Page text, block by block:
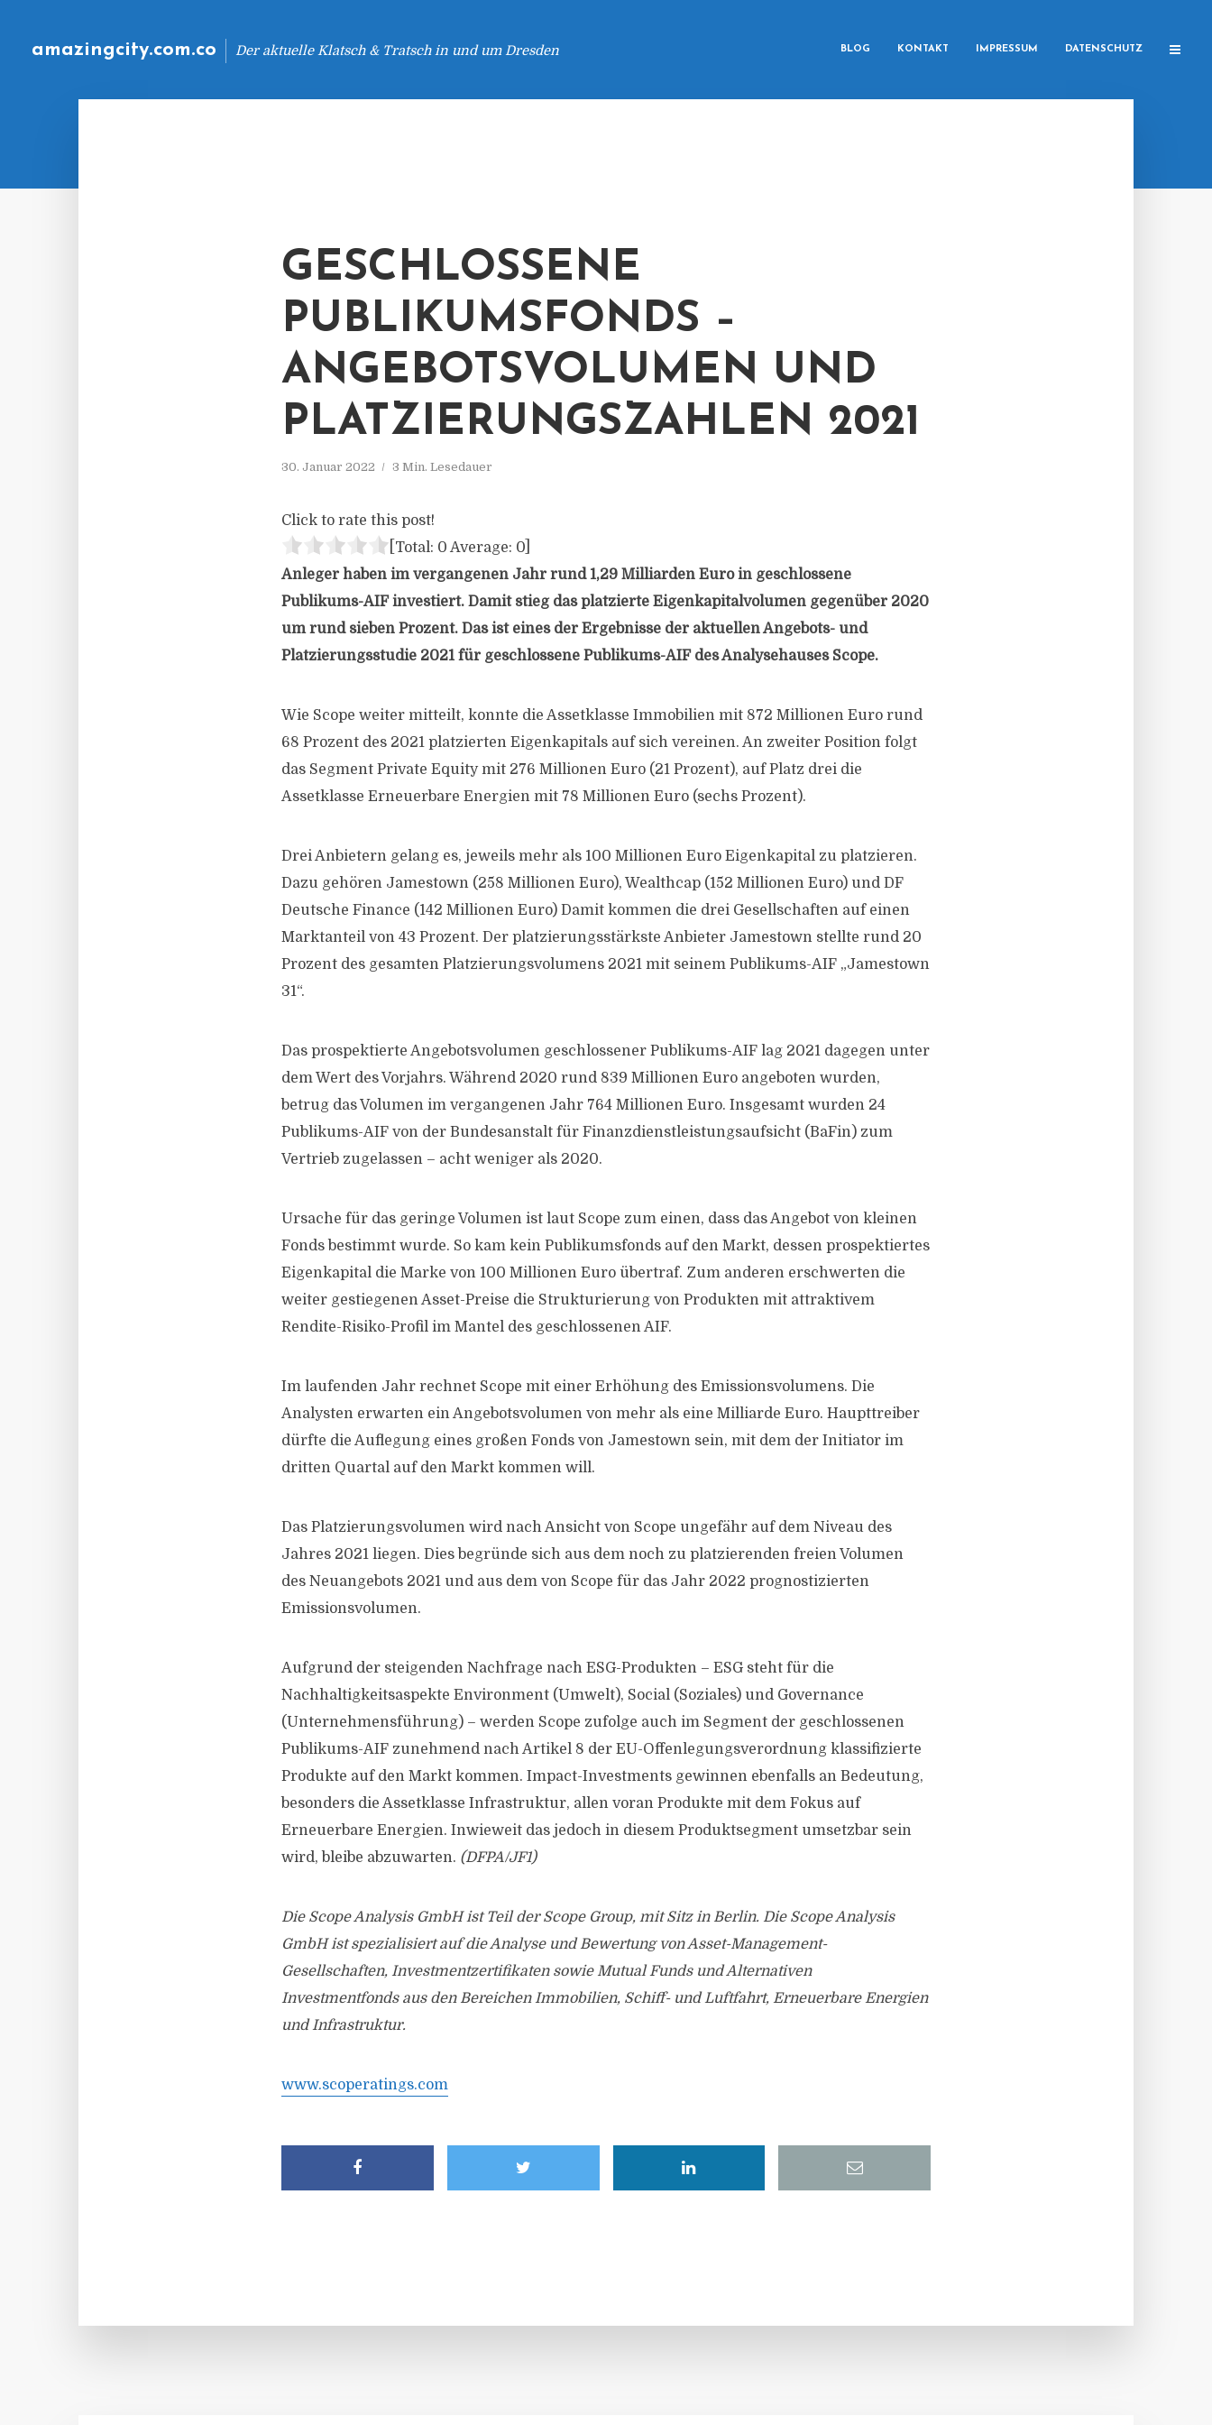
amazingcity.com.co Der aktuelle Klatsch & Tratsch in und um Dresden BLOG KONTAKT IMPRESSUM DATENSCHUTZ
GESCHLOSSENE
PUBLIKUMSFONDS –
ANGEBOTSVOLUMEN UND
PLATZIERUNGSZAHLEN 2021
30. Januar 2022 3 Min. Lesedauer
Click to rate this post!
[Total: 0 Average: 0
Anleger haben im vergangenen Jahr rund 1,29 Milliarden Euro in geschlossene
Publikums-AIF investiert. Damit stieg das platzierte Eigenkapitalvolumen gegenüber 2020
um rund sieben Prozent. Das ist eines der Ergebnisse der aktuellen Angebots- und
Platzierungsstudie 2021 für geschlossene Publikums-AIF des Analysehauses Scope.
Wie Scope weiter mitteilt, konnte die Assetklasse Immobilien mit 872 Millionen Euro rund
68 Prozent des 2021 platzierten Eigenkapitals auf sich vereinen. An zweiter Position folgt
das Segment Private Equity mit 276 Millionen Euro (21 Prozent), auf Platz drei die
Assetklasse Erneuerbare Energien mit 78 Millionen Euro (sechs Prozent).
Drei Anbietern gelang es, jeweils mehr als 100 Millionen Euro Eigenkapital zu platzieren.
Dazu gehören Jamestown (258 Millionen Euro), Wealthcap (152 Millionen Euro) und DF
Deutsche Finance (142 Millionen Euro) Damit kommen die drei Gesellschaften auf einen
Marktanteil von 43 Prozent. Der platzierungsstärkste Anbieter Jamestown stellte rund 20
Prozent des gesamten Platzierungsvolumens 2021 mit seinem Publikums-AIF „Jamestown
31“.
Das prospektierte Angebotsvolumen geschlossener Publikums-AIF lag 2021 dagegen unter
dem Wert des Vorjahrs. Während 2020 rund 839 Millionen Euro angeboten wurden,
betrug das Volumen im vergangenen Jahr 764 Millionen Euro. Insgesamt wurden 24
Publikums-AIF von der Bundesanstalt für Finanzdienstleistungsaufsicht (BaFin) zum
Vertrieb zugelassen – acht weniger als 2020.
Ursache für das geringe Volumen ist laut Scope zum einen, dass das Angebot von kleinen
Fonds bestimmt wurde. So kam kein Publikumsfonds auf den Markt, dessen prospektiertes
Eigenkapital die Marke von 100 Millionen Euro übertraf. Zum anderen erschwerten die
weiter gestiegenen Asset-Preise die Strukturierung von Produkten mit attraktivem
Rendite-Risiko-Profil im Mantel des geschlossenen AIF.
Im laufenden Jahr rechnet Scope mit einer Erhöhung des Emissionsvolumens. Die
Analysten erwarten ein Angebotsvolumen von mehr als eine Milliarde Euro. Haupttreiber
dürfte die Auflegung eines großen Fonds von Jamestown sein, mit dem der Initiator im
dritten Quartal auf den Markt kommen will.
Das Platzierungsvolumen wird nach Ansicht von Scope ungefähr auf dem Niveau des
Jahres 2021 liegen. Dies begründe sich aus dem noch zu platzierenden freien Volumen
des Neuangebots 2021 und aus dem von Scope für das Jahr 2022 prognostizierten
Emissionsvolumen.
Aufgrund der steigenden Nachfrage nach ESG-Produkten – ESG steht für die
Nachhaltigkeitsaspekte Environment (Umwelt), Social (Soziales) und Governance
(Unternehmensführung) – werden Scope zufolge auch im Segment der geschlossenen
Publikums-AIF zunehmend nach Artikel 8 der EU-Offenlegungsverordnung klassifizierte
Produkte auf den Markt kommen. Impact-Investments gewinnen ebenfalls an Bedeutung,
besonders die Assetklasse Infrastruktur, allen voran Produkte mit dem Fokus auf
Erneuerbare Energien. Inwieweit das jedoch in diesem Produktsegment umsetzbar sein
wird, bleibe abzuwarten. (DFPA/JF1)
Die Scope Analysis GmbH ist Teil der Scope Group, mit Sitz in Berlin. Die Scope Analysis
GmbH ist spezialisiert auf die Analyse und Bewertung von Asset-Management-
Gesellschaften, Investmentzertifikaten sowie Mutual Funds und Alternativen
Investmentfonds aus den Bereichen Immobilien, Schiff- und Luftfahrt, Erneuerbare Energien
und Infrastruktur.
www.scoperatings.com